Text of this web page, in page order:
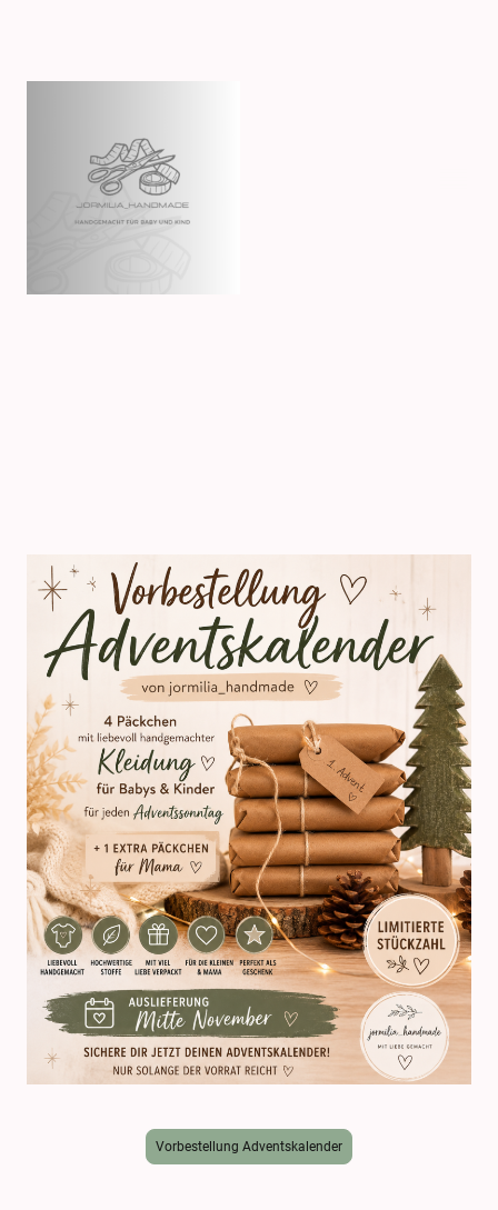
Vorbestellung Adventskalender